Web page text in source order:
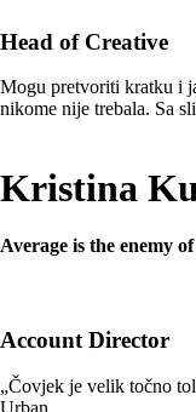
Head of Creative
Mogu pretvoriti kratku i
nikome nije trebala. Sa
Kristina
Average is the enemy
Account Director
„Čovjek je velik točno
Urban